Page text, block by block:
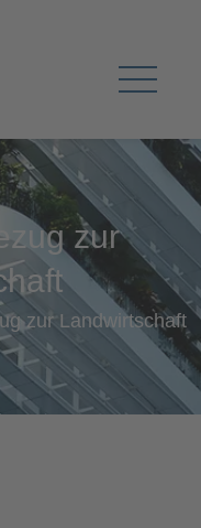
zur
zur Landwirtschaft